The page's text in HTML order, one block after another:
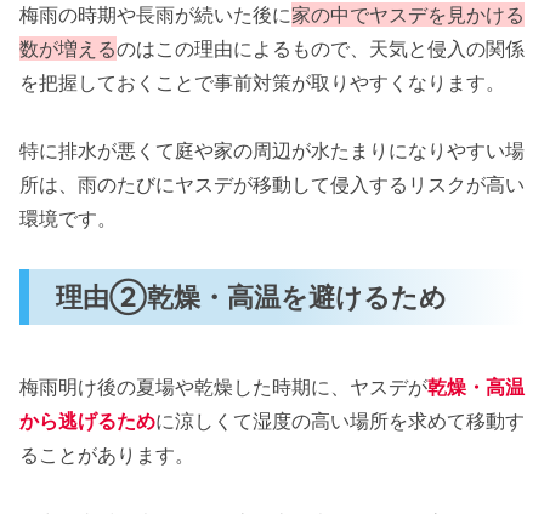
梅雨の時期や長雨が続いた後に家の中でヤスデを見かける
数が増えるのはこの理由によるもので、天気と侵入の関係
を把握しておくことで事前対策が取りやすくなります。
特に排水が悪くて庭や家の周辺が水たまりになりやすい場
所は、雨のたびにヤスデが移動して侵入するリスクが高い
環境です。
理由②乾燥・高温を避けるため
梅雨明け後の夏場や乾燥した時期に、ヤスデが乾燥・高温
から逃げるために涼しくて湿度の高い場所を求めて移動す
ることがあります。